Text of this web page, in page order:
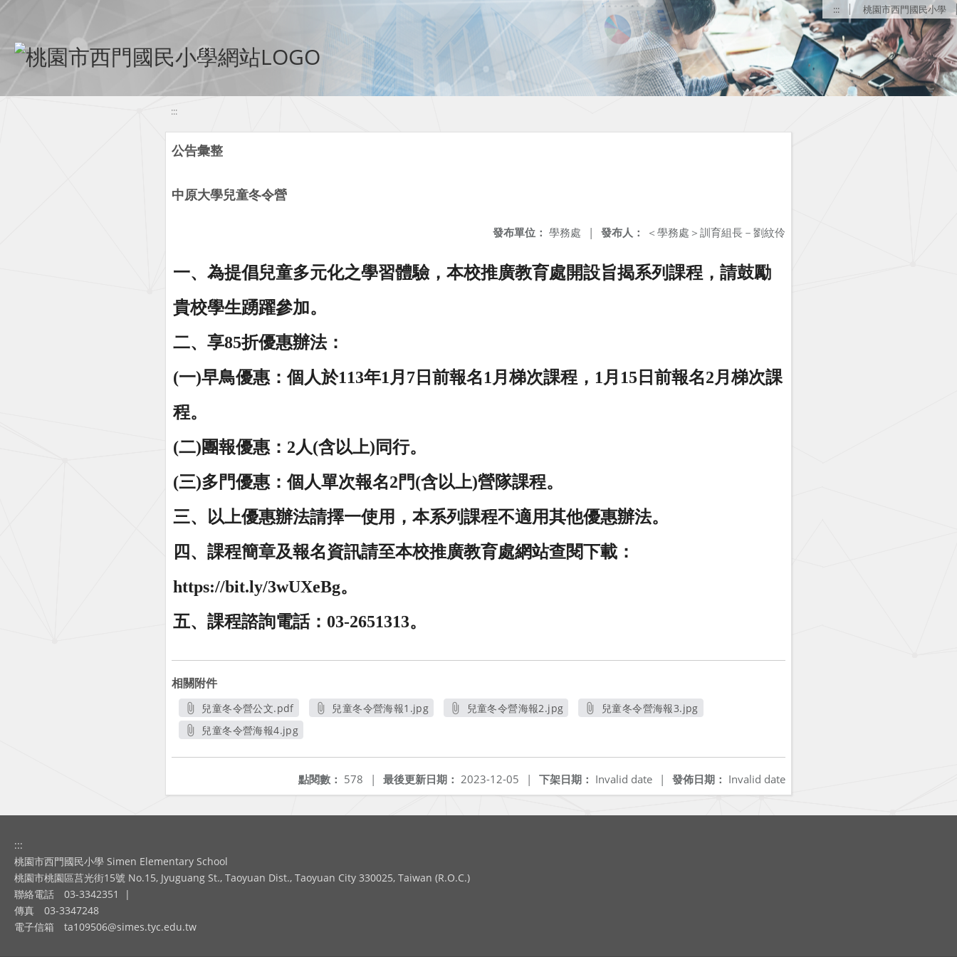
移至網頁之主要內容區位置 ::: 桃園市西門國民小學
:::
公告彙整
中原大學兒童冬令營
發布人： ＜學務處＞訓育組長－劉紋伶
發布單位： 學務處 |
一、為提倡兒童多元化之學習體驗，本校推廣教育處開設旨揭系列課程，請鼓勵
貴校學生踴躍參加。
二、享85折優惠辦法：
(一)早鳥優惠：個人於113年1月7日前報名1月梯次課程，1月15日前報名2月梯次課
程。
(二)團報優惠：2人(含以上)同行。
(三)多門優惠：個人單次報名2門(含以上)營隊課程。
三、以上優惠辦法請擇一使用，本系列課程不適用其他優惠辦法。
四、課程簡章及報名資訊請至本校推廣教育處網站查閱下載：
https://bit.ly/3wUXeBg。
五、課程諮詢電話：03-2651313。
相關附件
兒童冬令營公文.pdf
另開新視窗
兒童冬令營海報1.jpg
兒童冬令營海報2.jpg
兒童冬令營海報3.jpg
兒童冬令營海報4.jpg
發佈日期： Invalid date
下架日期： Invalid date |
最後更新日期： 2023-12-05 |
點閱數： 578 |
:::
桃園市西門國民小學 Simen Elementary School
桃園市桃園區莒光街15號 No.15, Jyuguang St., Taoyuan Dist., Taoyuan City 330025, Taiwan (R.O.C.)
聯絡電話
03-3342351
|
傳真
03-3347248
電子信箱
ta109506@simes.tyc.edu.tw